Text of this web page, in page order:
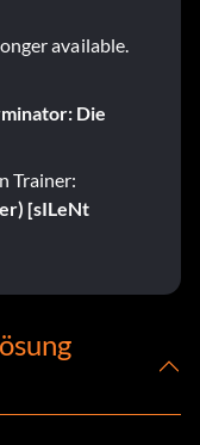
available.
Die
Trainer:
[sILeNt